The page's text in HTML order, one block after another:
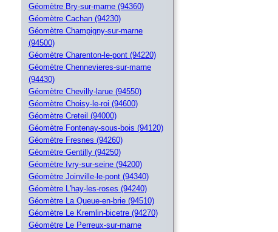
Géomètre Bry-sur-marne (94360)
Géomètre Cachan (94230)
Géomètre Champigny-sur-marne
(94500)
Géomètre Charenton-le-pont (94220)
Géomètre Chennevieres-sur-marne
(94430)
Géomètre Chevilly-larue (94550)
Géomètre Choisy-le-roi (94600)
Géomètre Creteil (94000)
Géomètre Fontenay-sous-bois (94120)
Géomètre Fresnes (94260)
Géomètre Gentilly (94250)
Géomètre Ivry-sur-seine (94200)
Géomètre Joinville-le-pont (94340)
Géomètre L'hay-les-roses (94240)
Géomètre La Queue-en-brie (94510)
Géomètre Le Kremlin-bicetre (94270)
Géomètre Le Perreux-sur-marne